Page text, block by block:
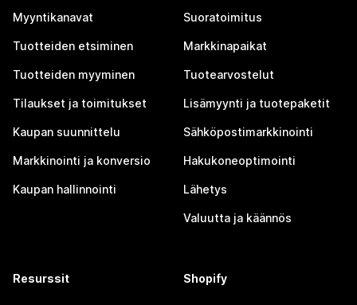
Myyntikanavat
Tuotteiden etsiminen
Tuotteiden myyminen
Tilaukset ja toimitukset
Kaupan suunnittelu
Markkinointi ja konversio
Kaupan hallinnointi
Suoratoimitus
Markkinapaikat
Tuotearvostelut
Lisämyynti ja tuotepaketit
Sähköpostimarkkinointi
Hakukoneoptimointi
Lähetys
Valuutta ja käännös
Resurssit Shopify